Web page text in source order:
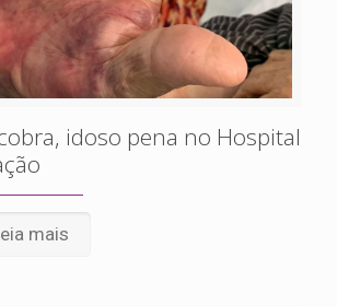
idoso pena no Hospital
mais